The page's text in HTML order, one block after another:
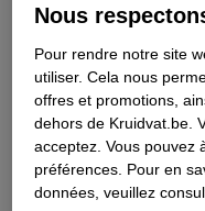
beige, 42-44, 2 pièces
49
Nous
Pour rendre notre site
utiliser. Cela nous
offres et promotions,
dehors de Kruidvat.be.
acceptez. Vous pouvez
préférences. Pour en
données, veuillez